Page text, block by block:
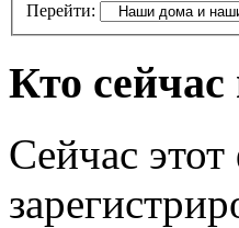
Перейти:
Кто
Сейчас